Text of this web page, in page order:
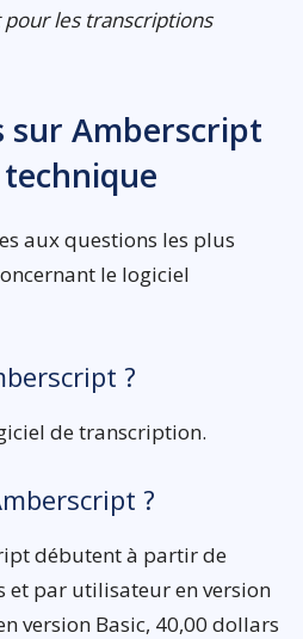
les transcriptions
sur Amberscript
technique
aux questions les plus
le logiciel
?
de transcription.
?
débutent à partir de
et par utilisateur en version
version Basic, 40,00 dollars